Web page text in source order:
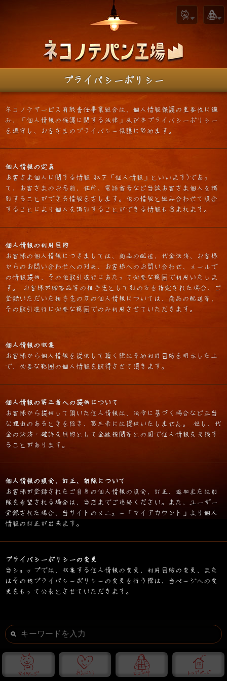
プライバシーポリシー
ネコノテサービス有限責任事業組合は、個人情報保護の重要性に鑑
み、「個人情報の保護に関する法律」及び本プライバシーポリシー
を遵守し、お客さまのプライバシー保護に努めます。
個人情報の定義
お客さま個人に関する情報(以下「個人情報」といいます)であっ
て、お客さまのお名前、住所、電話番号など当該お客さま個人を識
別することができる情報をさします。他の情報と組み合わせて照合
することにより個人を識別することができる情報も含まれます。
個人情報の利用目的
お客様の個人情報につきましては、商品の配送、代金決済、お客様
からのお問い合わせへの対応、お客様へのお問い合わせ、メールで
の情報提供、その他取引遂行にあたって必要な範囲で利用いたしま
す。 お客様が贈答品等の相手先として別の方を指定された場合、ご
登録いただいた相手先の方の個人情報については、商品の配送等、
その取引遂行に必要な範囲でのみ利用させていただきます。
個人情報の収集
お客様から個人情報を提供して頂く際は予め利用目的を明示した上
で、必要な範囲の個人情報を取得させて頂きます。
個人情報の第三者への提供について
お客様から提供して頂いた個人情報は、法令に基づく場合など正当
な理由のあるときを除き、第三者には提供いたしません。 但し、代
金の決済・確認を目的として金融機関等との間で個人情報を交換す
ることがあります。
個人情報の照会、訂正、削除について
お客様が登録されたご自身の個人情報の照会、訂正、追加または削
除を希望される場合は、当店までご連絡ください。また、ユーザー
登録された場合、当サイトのメニュー「マイアカウント」より個人
情報の訂正が出来ます。
プライバシーポリシーの変更
当ショップでは、収集する個人情報の変更、利用目的の変更、また
はその他プライバシーポリシーの変更を行う際は、当ページへの変
更をもって公表とさせていただきます。